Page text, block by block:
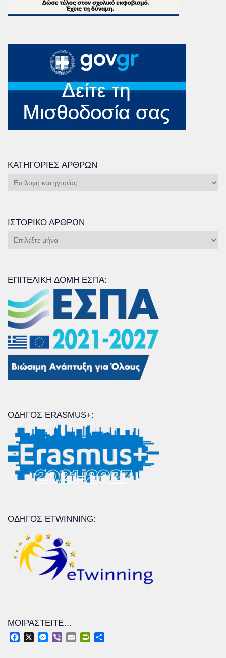
ΚΑΤΗΓΟΡΊΕΣ ΆΡΘΡΩΝ
Κατηγορίες
ΙΣΤΟΡΙΚΌ ΆΡΘΡΩΝ
Ιστορικό
ΕΠΙΤΕΛΙΚΉ ΔΟΜΉ ΕΣΠΑ:
ΟΔΗΓΌΣ ERASMUS+:
ΟΔΗΓΌΣ ETWINNING:
ΜΟΙΡΑΣΤΕΊΤΕ…
FacebookMessenger
Viber EmailPrintFriendly